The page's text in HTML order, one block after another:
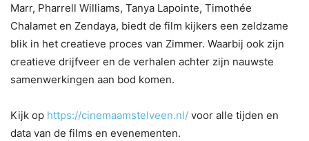
Marr, Pharrell Williams, Tanya Lapointe, Timothée
Chalamet en Zendaya, biedt de film kijkers een zeldzame
blik in het creatieve proces van Zimmer. Waarbij ook zijn
creatieve drijfveer en de verhalen achter zijn nauwste
samenwerkingen aan bod komen.
Kijk op https://cinemaamstelveen.nl/ voor alle tijden en
data van de films en evenementen.